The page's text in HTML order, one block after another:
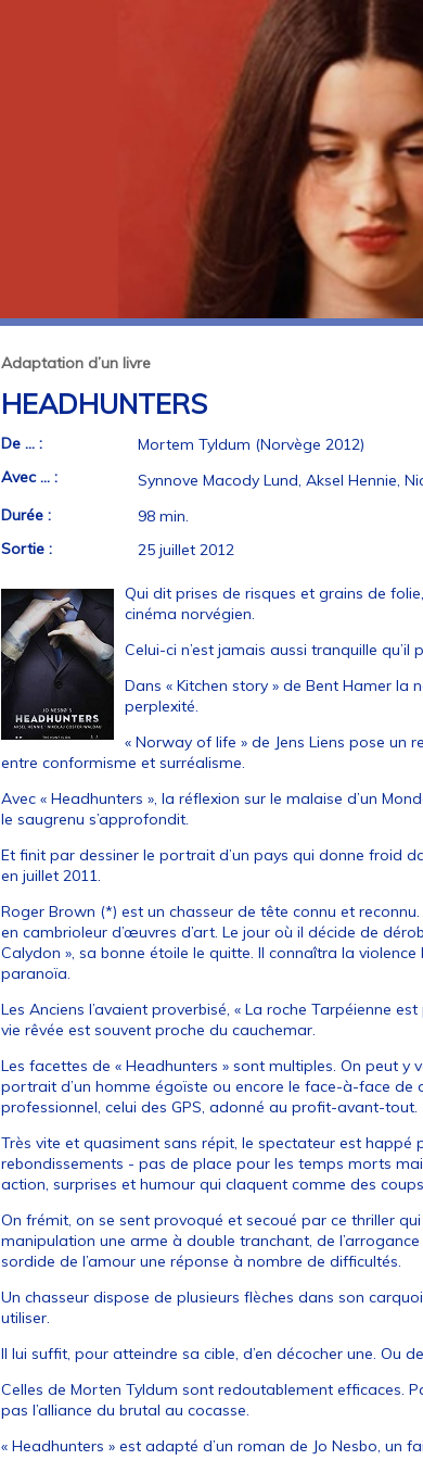
Adaptation d’un livre
HEADHUNTERS
De ... :
Mortem Tyldum (Norvège 2012)
Avec ... :
Synnove Macody Lund, Aksel Hennie,
Durée :
98 min.
Sortie :
25 juillet 2012
Qui dit prises de risques et grains de
cinéma norvégien.
Celui-ci n’est jamais aussi tranquille qu’il
Dans « Kitchen story » de Bent Hamer
perplexité.
« Norway of life » de Jens Liens pose un
entre conformisme et surréalisme.
Avec « Headhunters », la réflexion sur le malaise d’un
le saugrenu s’approfondit.
Et finit par dessiner le portrait d’un pays qui donne froid
en juillet 2011.
Roger Brown (*) est un chasseur de tête connu et
en cambrioleur d’œuvres d’art. Le jour où il décide de
Calydon », sa bonne étoile le quitte. Il connaîtra la
paranoïa.
Les Anciens l’avaient proverbisé, « La roche Tarpéienne
vie rêvée est souvent proche du cauchemar.
Les facettes de « Headhunters » sont multiples. On peut y
portrait d’un homme égoïste ou encore le face-à-face de
professionnel, celui des GPS, adonné au profit-avant-tout.
Très vite et quasiment sans répit, le spectateur est happé
rebondissements - pas de place pour les temps morts
action, surprises et humour qui claquent comme des
On frémit, on se sent provoqué et secoué par ce thriller
manipulation une arme à double tranchant, de
sordide de l’amour une réponse à nombre de difficultés.
Un chasseur dispose de plusieurs flèches dans son
utiliser.
Il lui suffit, pour atteindre sa cible, d’en décocher une. Ou
Celles de Morten Tyldum sont redoutablement efficaces.
pas l’alliance du brutal au cocasse.
« Headhunters » est adapté d’un roman de Jo Nesbo, un